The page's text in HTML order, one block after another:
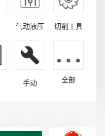
气动液压 切削工具
手动 全部